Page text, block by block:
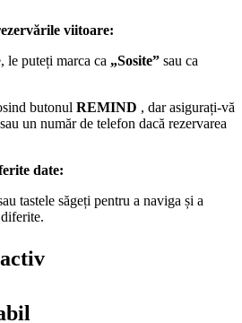
viitoare:
le puteți marca ca „Sosite” sau ca
butonul REMIND , dar asigurați-vă
un număr de telefon dacă rezervarea
date:
tastele săgeți pentru a naviga și a